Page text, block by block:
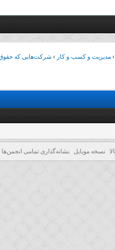
› مدیریت و کسب و کار › شرکت‌هایی که حقوق
نسخه موبایل نشانه‌گذاری تمامی